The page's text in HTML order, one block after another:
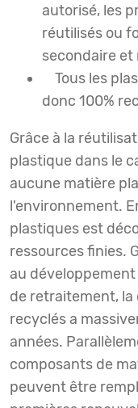
autorisé, les
réutilisés ou
secondaire et
Tous les
donc 100%
Grâce à la
plastique dans le
aucune matière
l'environnement.
plastiques est
ressources finies.
au
de retraitement,
recyclés a
années.
composants de
peuvent être